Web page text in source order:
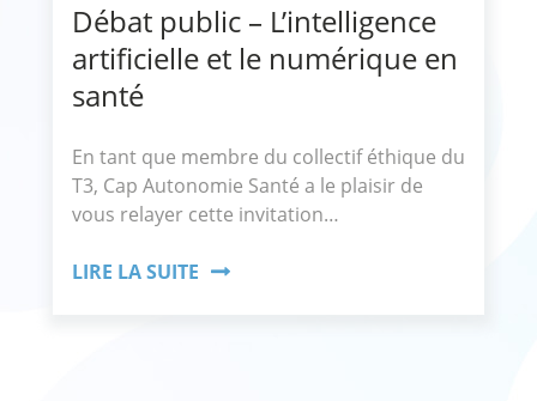
Débat public – L’intelligence
artificielle et le numérique en
santé
En tant que membre du collectif éthique du
T3, Cap Autonomie Santé a le plaisir de
vous relayer cette invitation…
LIRE LA SUITE